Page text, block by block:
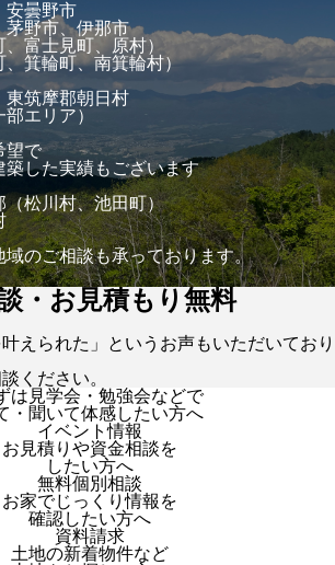
安曇野市
茅野市、伊那市
富士見町、原村）
、箕輪町、南箕輪村）
東筑摩郡朝日村
エリア）
望で
築した実績もございます
（松川村、池田町）
のご相談も承っております。
・お見積もり無料
叶えられた」というお声もいただいており
ください。
は見学会・勉強会などで
・聞いて体感したい方へ
イベント情報
お見積りや資金相談を
したい方へ
無料個別相談
お家でじっくり情報を
確認したい方へ
資料請求
土地の新着物件など